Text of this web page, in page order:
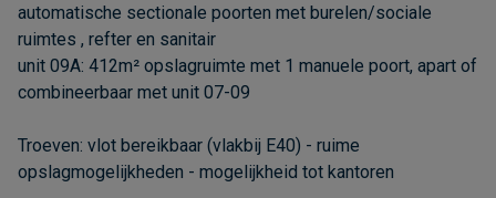
automatische sectionale poorten met burelen/sociale
ruimtes , refter en sanitair
unit 09A: 412m² opslagruimte met 1 manuele poort, apart of
combineerbaar met unit 07-09
Troeven: vlot bereikbaar (vlakbij E40) - ruime
opslagmogelijkheden - mogelijkheid tot kantoren